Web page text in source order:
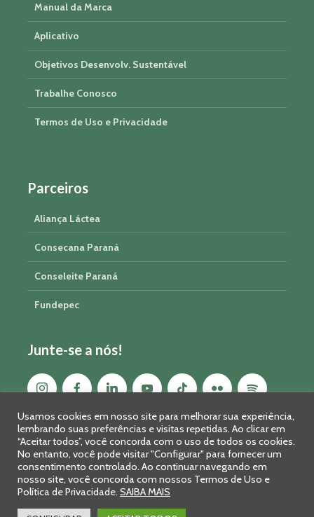
Manual da Marca
Aplicativo
Objetivos Desenvolv. Sustentável
Trabalhe Conosco
Termos de Uso e Privacidade
Parceiros
Aliança Láctea
Consecana Paraná
Conseleite Paraná
Fundepec
Junte-se a nós!
Sistema FAEP/SENAR-PR © 2026 · R. Marechal Deodoro, 450, 14º
Usamos cookies em nosso site para melhorar sua experiência,
lembrando suas preferências e visitas repetidas. Ao clicar em
“Aceitar todos”, você concorda com o uso de todos os cookies.
No entanto, você pode visitar "Configurar" para fornecer um
consentimento controlado. Ao continuar navegando em
nosso site, você concorda com nossos Termos de Uso e
Política de Privacidade. SAIBA MAIS